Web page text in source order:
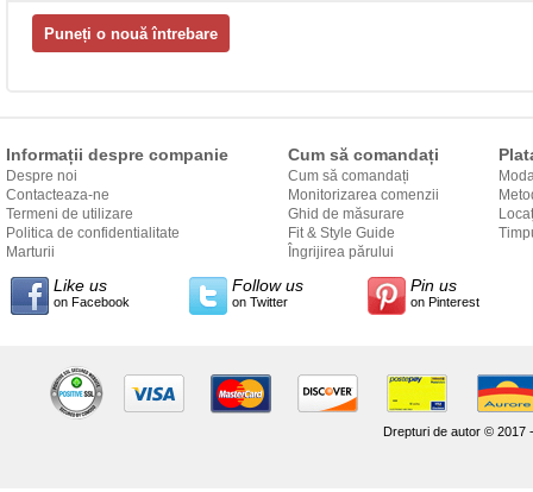
Informații despre companie
Despre noi
Contacteaza-ne
Termeni de utilizare
Politica de confidentialitate
Marturii
Cum să comandați
Cum să comandați
Monitorizarea comenzii
Ghid de măsurare
Fit & Style Guide
Îngrijirea părului
către
Like us
on Facebook
Follow us
on Twitter
Pin us
on Pinterest
Drepturi de autor © 2017